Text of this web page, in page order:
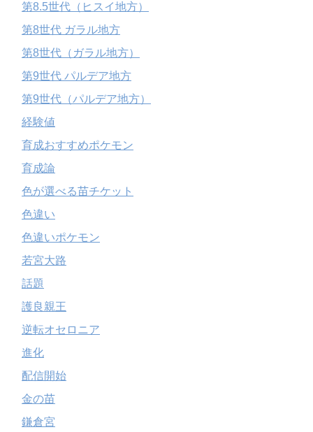
第8.5世代（ヒスイ地方）
第8世代 ガラル地方
第8世代（ガラル地方）
第9世代 パルデア地方
第9世代（パルデア地方）
経験値
育成おすすめポケモン
育成論
色が選べる苗チケット
色違い
色違いポケモン
若宮大路
話題
護良親王
逆転オセロニア
進化
配信開始
金の苗
鎌倉宮